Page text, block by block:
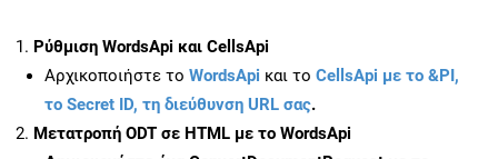
Ρύθμιση WordsApi και CellsApi
Αρχικοποιήστε το WordsApi και το CellsApi με το &PI,
το Secret ID, τη διεύθυνση URL σας.
Μετατροπή ODT σε HTML με το WordsApi